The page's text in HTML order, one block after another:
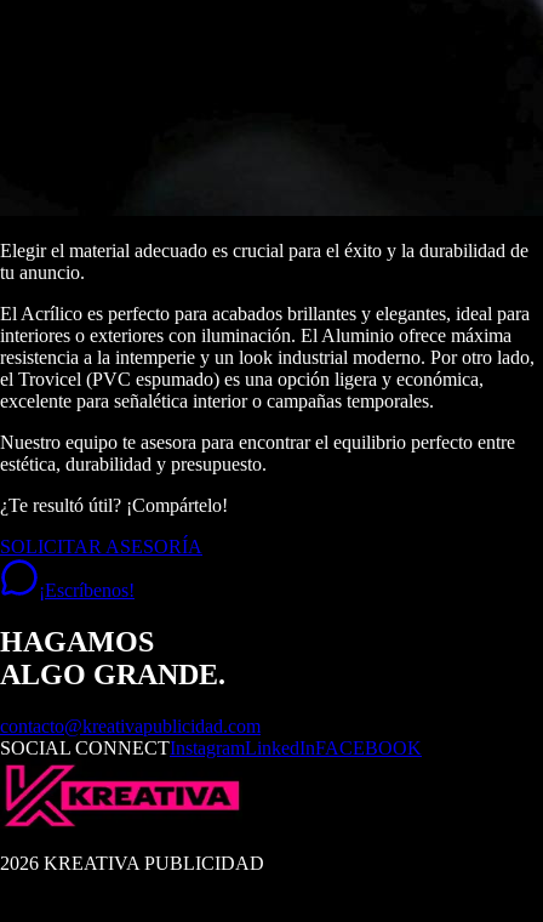
Elegir el material adecuado es crucial para el éxito y la durabilidad de
tu anuncio.
El Acrílico es perfecto para acabados brillantes y elegantes, ideal para
interiores o exteriores con iluminación. El Aluminio ofrece máxima
resistencia a la intemperie y un look industrial moderno. Por otro lado,
el Trovicel (PVC espumado) es una opción ligera y económica,
excelente para señalética interior o campañas temporales.
Nuestro equipo te asesora para encontrar el equilibrio perfecto entre
estética, durabilidad y presupuesto.
¿Te resultó útil? ¡Compártelo!
SOLICITAR ASESORÍA
¡Escríbenos!
HAGAMOS
ALGO GRANDE.
contacto@kreativapublicidad.com
SOCIAL CONNECTInstagramLinkedInFACEBOOK
2026 KREATIVA PUBLICIDAD